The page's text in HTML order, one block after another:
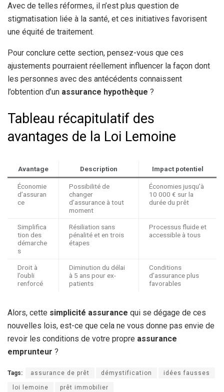
Avec de telles réformes, il n’est plus question de
stigmatisation liée à la santé, et ces initiatives favorisent
une équité de traitement.
Pour conclure cette section, pensez-vous que ces
ajustements pourraient réellement influencer la façon dont
les personnes avec des antécédents connaissent
l’obtention d’un assurance hypothèque ?
Tableau récapitulatif des
avantages de la Loi Lemoine
Avantage Description Impact potentiel
Économie
d’assuran
ce
Possibilité de
changer
d’assurance à tout
moment
Économies jusqu’à
10 000 € sur la
durée du prêt
Simplifica
tion des
démarche
s
Résiliation sans
pénalité et en trois
étapes
Processus fluide et
accessible à tous
Droit à
l’oubli
renforcé
Diminution du délai
à 5 ans pour ex-
patients
Conditions
d’assurance plus
favorables
Alors, cette simplicité assurance qui se dégage de ces
nouvelles lois, est-ce que cela ne vous donne pas envie de
revoir les conditions de votre propre assurance
emprunteur ?
Tags: assurance de prêt démystification idées fausses
loi lemoine prêt immobilier